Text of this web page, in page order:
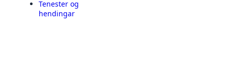
Tenester og
hendingar